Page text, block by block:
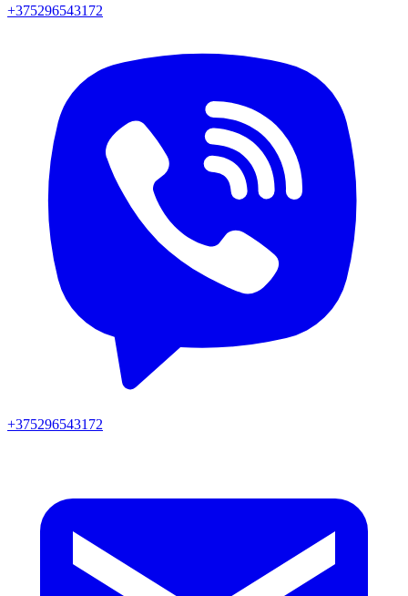
+375296543172
+375296543172